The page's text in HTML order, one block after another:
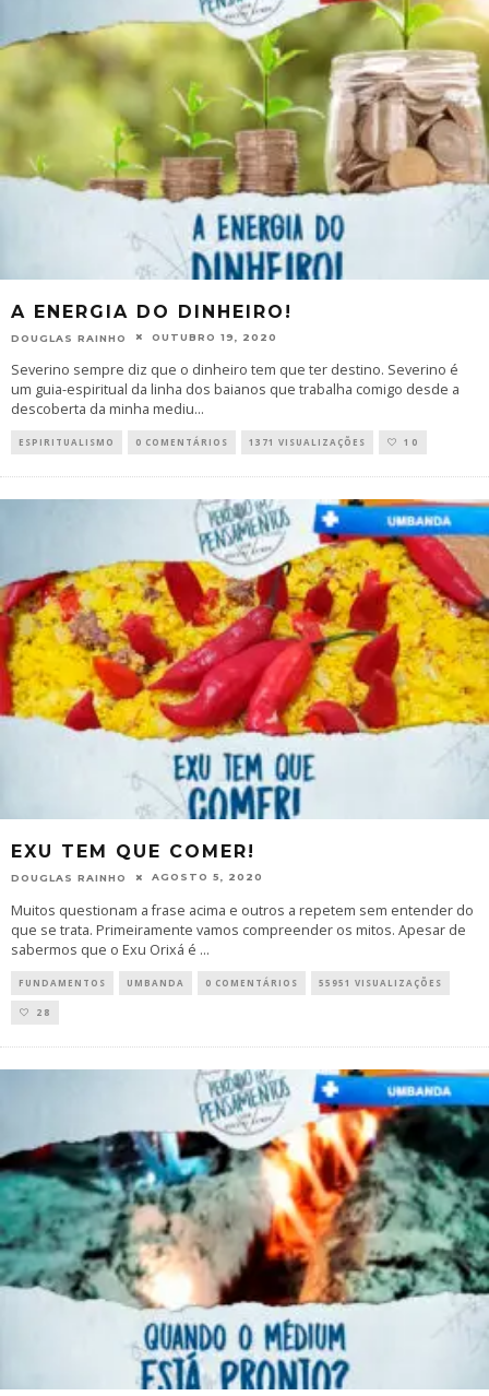
A ENERGIA DO DINHEIRO!
DOUGLAS RAINHO OUTUBRO 19, 2020
Severino sempre diz que o dinheiro tem que ter destino. Severino é
um guia-espiritual da linha dos baianos que trabalha comigo desde a
descoberta da minha mediu...
ESPIRITUALISMO 0 COMENTÁRIOS 1371 VISUALIZAÇÕES 10
EXU TEM QUE COMER!
DOUGLAS RAINHO AGOSTO 5, 2020
Muitos questionam a frase acima e outros a repetem sem entender do
que se trata. Primeiramente vamos compreender os mitos. Apesar de
sabermos que o Exu Orixá é ...
FUNDAMENTOS UMBANDA 0 COMENTÁRIOS 55951 VISUALIZAÇÕES
28